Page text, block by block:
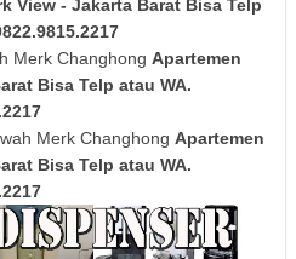
View - Jakarta Barat Bisa Telp
Merk Changhong Apartemen
Bisa Telp atau WA.
Merk Changhong Apartemen
Bisa Telp atau WA.